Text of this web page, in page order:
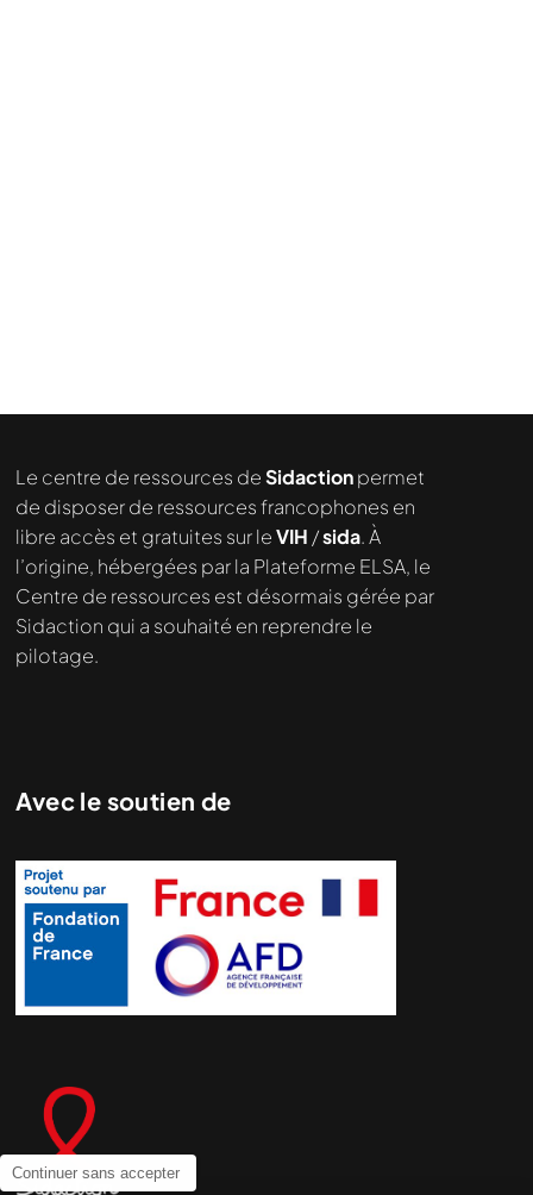
Continuer sans accepter
Le centre de ressources deSidactionpermet
de disposer de ressources francophones en
libre accès et gratuites sur leVIH /sida. À
l’origine, hébergées par la Plateforme ELSA, le
Centre de ressources est désormais gérée par
Sidaction qui a souhaité en reprendre le
pilotage.
Avec le soutien de